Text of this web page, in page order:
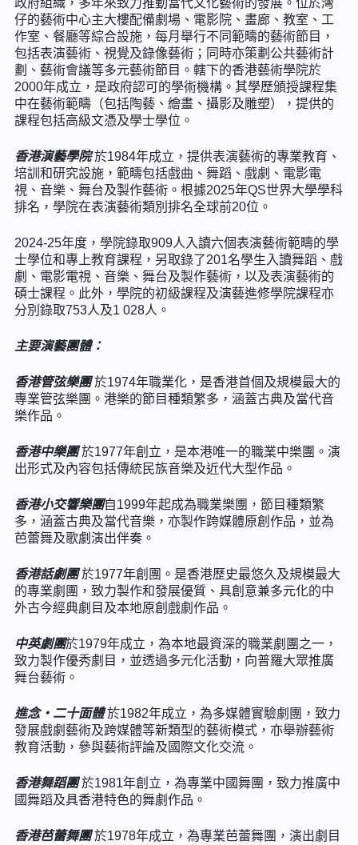
政府組織，多年來致力推動當代文化藝術的發展。位於灣
仔的藝術中心主大樓配備劇場、電影院、畫廊、教室、工
作室、餐廳等綜合設施，每月舉行不同範疇的藝術節目，
包括表演藝術、視覺及錄像藝術；同時亦策劃公共藝術計
劃、藝術會議等多元藝術節目。轄下的香港藝術學院於
2000年成立，是政府認可的學術機構。其學歷頒授課程集
中在藝術範疇（包括陶藝、繪畫、攝影及雕塑），提供的
課程包括高級文憑及學士學位。
香港演藝學院 於1984年成立，提供表演藝術的專業教育、
培訓和研究設施，範疇包括戲曲、舞蹈、戲劇、電影電
視、音樂、舞台及製作藝術。根據2025年QS世界大學學科
排名，學院在表演藝術類別排名全球前20位。
2024-25年度，學院錄取909人入讀六個表演藝術範疇的學
士學位和專上教育課程，另取錄了201名學生入讀舞蹈、戲
劇、電影電視、音樂、舞台及製作藝術，以及表演藝術的
碩士課程。此外，學院的初級課程及演藝進修學院課程亦
分別錄取753人及1 028人。
主要演藝團體：
香港管弦樂團 於1974年職業化，是香港首個及規模最大的
專業管弦樂團。港樂的節目種類繁多，涵蓋古典及當代音
樂作品。
香港中樂團於1977年創立，是本港唯一的職業中樂團。演
出形式及內容包括傳統民族音樂及近代大型作品。
香港小交響樂團自1999年起成為職業樂團，節目種類繁
多，涵蓋古典及當代音樂，亦製作跨媒體原創作品，並為
芭蕾舞及歌劇演出伴奏。
香港話劇團 於1977年創團。是香港歷史最悠久及規模最大
的專業劇團，致力製作和發展優質、具創意兼多元化的中
外古今經典劇目及本地原創戲劇作品。
中英劇團於1979年成立，為本地最資深的職業劇團之一，
致力製作優秀劇目，並透過多元化活動，向普羅大眾推廣
舞台藝術。
進念‧二十面體於1982年成立，為多媒體實驗劇團，致力
發展戲劇藝術及跨媒體等新類型的藝術模式，亦舉辦藝術
教育活動，參與藝術評論及國際文化交流。
香港舞蹈團於1981年創立，為專業中國舞團，致力推廣中
國舞蹈及具香港特色的舞劇作品。
香港芭蕾舞團 於1978年成立，為專業芭蕾舞團，演出劇目